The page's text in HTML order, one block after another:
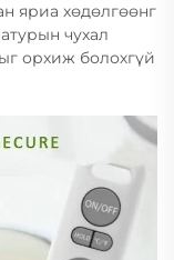
яриа хөдөлгөөнг
чухал
орхиж болохгүй